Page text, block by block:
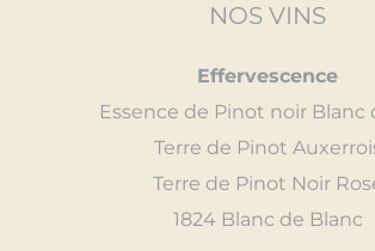
NOS VINS
Effervescence
Essence de Pinot noir Blanc
Terre de Pinot
Terre de Pinot Noir
1824 Blanc de Blanc